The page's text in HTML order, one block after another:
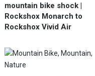
mountain bike shock |
Rockshox Monarch to
Rockshox Vivid Air